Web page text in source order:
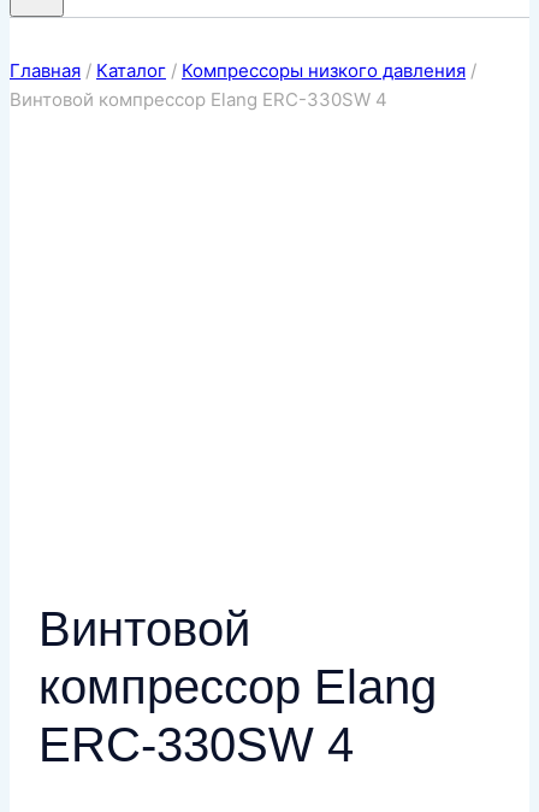
Главная / Каталог / Компрессоры низкого давления /
Винтовой компрессор Elang ERC-330SW 4
Винтовой
компрессор Elang
ERC-330SW 4